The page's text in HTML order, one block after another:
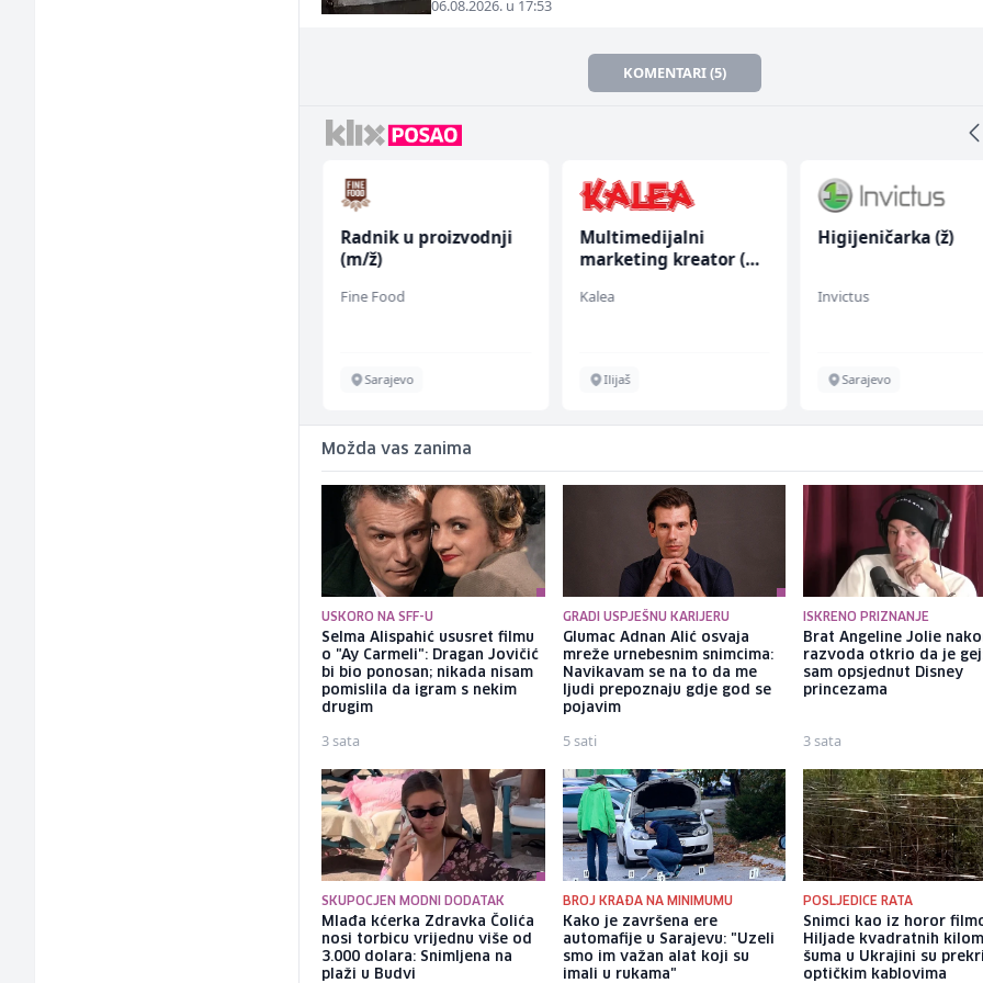
06.08.2026. u 17:53
KOMENTARI (5)
Radnik u proizvodnji
(m/ž)
Fine Food
Sarajevo
Multimedijalni
marketing kreator (m/
Kalea
Ilijaš
Higijeničarka (ž)
Invictus
Sarajevo
Možda vas zanima
USKORO NA SFF-U
Selma Alispahić ususret filmu
o "Ay Carmeli": Dragan Jovičić
bi bio ponosan; nikada nisam
pomislila da igram s nekim
drugim
3 sata
GRADI USPJEŠNU KARIJERU
Glumac Adnan Alić osvaja
mreže urnebesnim snimcima:
Navikavam se na to da me
ljudi prepoznaju gdje god se
pojavim
5 sati
ISKRENO PRIZNANJE
Brat Angeline Jolie
razvoda otkrio da je
sam opsjednut Disney
princezama
3 sata
SKUPOCJEN MODNI DODATAK
Mlađa kćerka Zdravka Čolića
nosi torbicu vrijednu više od
3.000 dolara: Snimljena na
plaži u Budvi
BROJ KRAĐA NA MINIMUMU
Kako je završena ere
automafije u Sarajevu: "Uzeli
smo im važan alat koji su
imali u rukama"
POSLJEDICE RATA
Snimci kao iz horor
Hiljade kvadratnih
šuma u Ukrajini su
optičkim kablovima